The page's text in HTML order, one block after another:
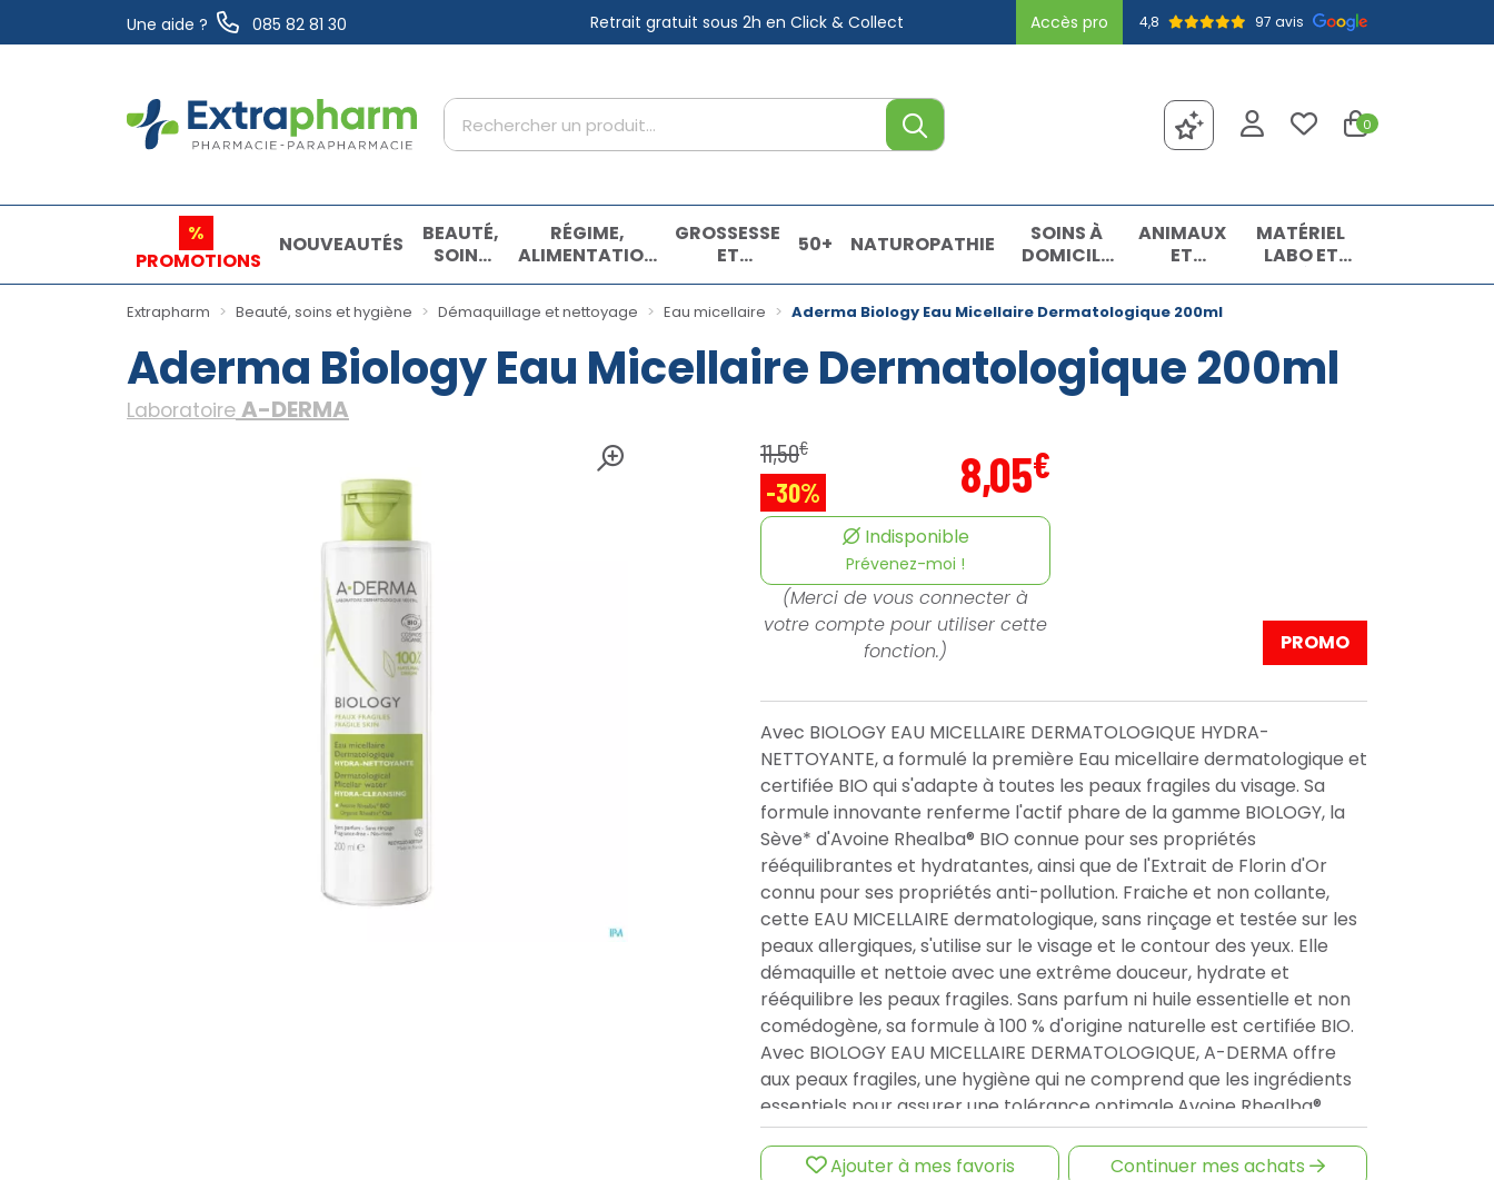
Une aide ? 085 82 81 30 Retrait gratuit sous 2h en Click & Collect Accès pro 4,8 97 avis
Extrapharm Votre pharmacie en ligne à votre service 0
%
PROMOTIONS
NOUVEAUTÉS
BEAUTÉ,
SOINS
ET
HYGIÈNE
RÉGIME,
ALIMENTATION
& VITAMINES
GROSSESSE
ET
ENFANTS
50+ NATUROPATHIE
SOINS À
DOMICILE
ET
SOINS
ANIMAUX
ET
INSECTES
MATÉRIEL
LABO ET
MATIÈRES
Extrapharm Beauté, soins et hygiène Démaquillage et nettoyage Eau micellaire Aderma Biology Eau Micellaire Dermatologique 200ml
Aderma Biology Eau Micellaire Dermatologique 200ml
Laboratoire A-DERMA
11,50€
-30% 8,05€
Indisponible
Prévenez-moi !
(Merci de vous connecter à
votre compte pour utiliser cette
fonction.)
PROMO
Avec BIOLOGY EAU MICELLAIRE DERMATOLOGIQUE HYDRA-
NETTOYANTE, a formulé la première Eau micellaire dermatologique et
certifiée BIO qui s'adapte à toutes les peaux fragiles du visage. Sa
formule innovante renferme l'actif phare de la gamme BIOLOGY, la
Sève* d'Avoine Rhealba® BIO connue pour ses propriétés
rééquilibrantes et hydratantes, ainsi que de l'Extrait de Florin d'Or
connu pour ses propriétés anti-pollution. Fraiche et non collante,
cette EAU MICELLAIRE dermatologique, sans rinçage et testée sur les
peaux allergiques, s'utilise sur le visage et le contour des yeux. Elle
démaquille et nettoie avec une extrême douceur, hydrate et
rééquilibre les peaux fragiles. Sans parfum ni huile essentielle et non
comédogène, sa formule à 100 % d'origine naturelle est certifiée BIO.
Avec BIOLOGY EAU MICELLAIRE DERMATOLOGIQUE, A-DERMA offre
aux peaux fragiles, une hygiène qui ne comprend que les ingrédients
essentiels pour assurer une tolérance optimale.Avoine Rhealba®
issue de l'agriculture biologique. Info Vegan : sans ingrédient d'origine
animale* Cinétique IH, 20 sujets, application unique
Ajouter à mes favoris Continuer mes achats